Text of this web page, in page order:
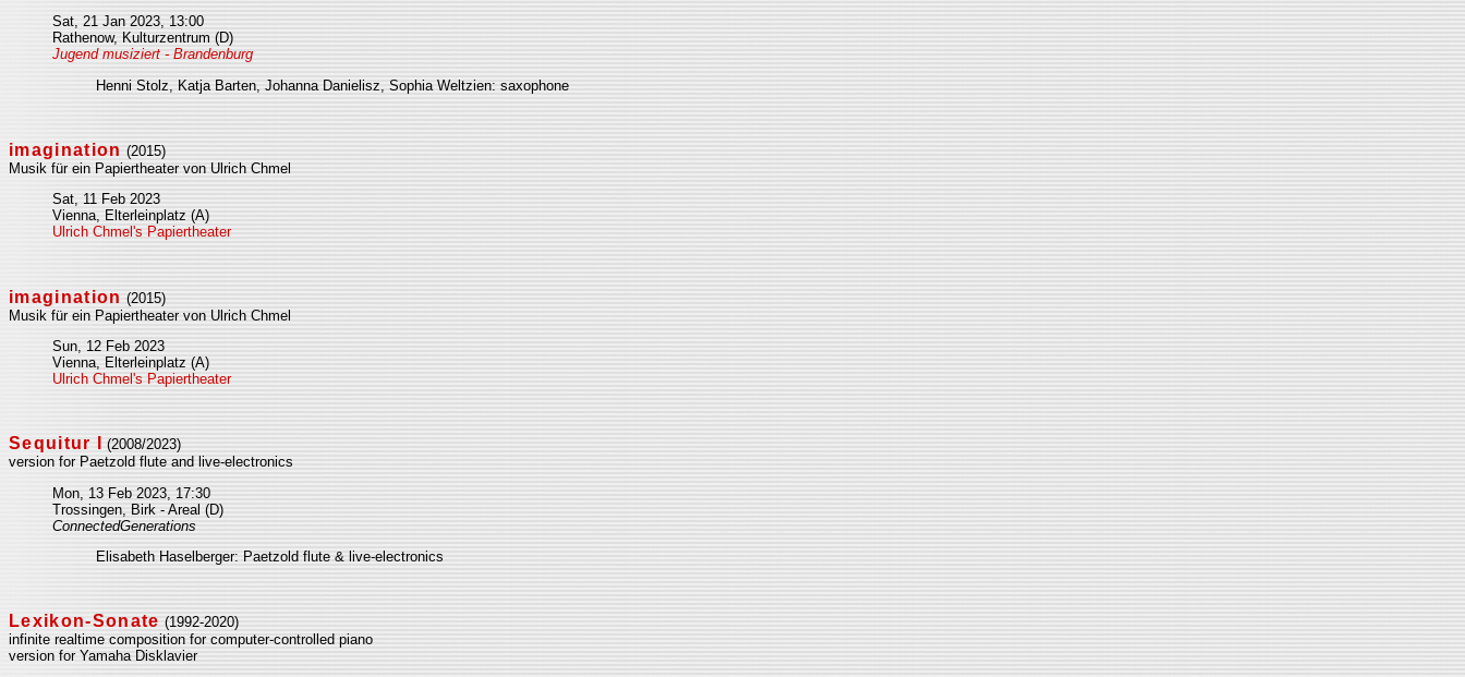
Sat, 21 Jan 2023, 13:00
Rathenow, Kulturzentrum (D)
Jugend musiziert - Brandenburg
Henni Stolz, Katja Barten, Johanna Danielisz, Sophia Weltzien: saxophone
imagination (2015)
Musik für ein Papiertheater von Ulrich Chmel
Sat, 11 Feb 2023
Vienna, Elterleinplatz (A)
Ulrich Chmel's Papiertheater
imagination (2015)
Musik für ein Papiertheater von Ulrich Chmel
Sun, 12 Feb 2023
Vienna, Elterleinplatz (A)
Ulrich Chmel's Papiertheater
Sequitur I
(2008/2023)
version for Paetzold flute and live-electronics
Mon, 13 Feb 2023, 17:30
Trossingen, Birk - Areal (D)
ConnectedGenerations
Elisabeth Haselberger: Paetzold flute & live-electronics
Lexikon-Sonate (1992-2020)
infinite realtime composition for computer-controlled piano
version for Yamaha Disklavier